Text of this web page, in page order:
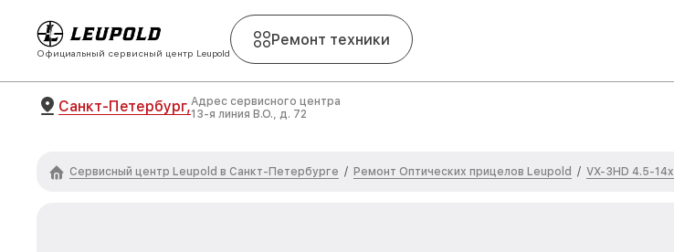
Официальный сервисный центр Leupold
Ремонт техники
Санкт-Петербург,Адрес сервисного центра
13-я линия В.О., д. 72
Сервисный центр Leupold в Санкт-Петербурге / Ремонт Оптических прицелов Leupold / VX-3HD 4.5-